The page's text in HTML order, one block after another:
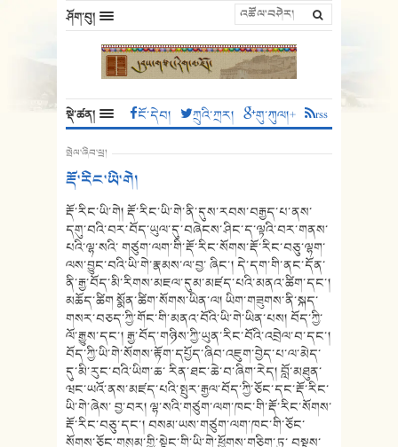
ཤོག་བུ།
སྡེ་ཚན། ངོ་དེབ། ཀྲུའི་ཀྲར། གུ་ཀུལ།+ rss
སྤེལ་ཞིབ་ཕྲ།
རྡོ་རིང་ཡི་གེ།
རྡོ་རིང་ཡི་གེ། རྡོ་རིང་ཡི་གེ་ནི་དུས་རབས་བརྒྱད་པ་ནས་
དགུ་བའི་བར་བོད་ཡུལ་དུ་བཞེངས་ཤིང་ད་ལྟའི་བར་གནས་
པའི་ལྷ་སའི་ གཙུག་ལག་གི་རྡོ་རིང་སོགས་རྡོ་རིང་བཅུ་ལྷག་
ལས་བྱུང་བའི་ཡི་གེ་རྣམས་ལ་བྱ་ ཞིང་། དེ་དག་གི་ནང་དོན་
ནི་རྒྱ་བོད་མི་རིགས་མཇལ་དུམ་མཛད་པའི་མནའ་ཚིག་དང་།
མཆོད་ཚིག སྨོན་ཚིག་སོགས་ཡིན་ལ། ཡིག་གཟུགས་ནི་སྐད་
གསར་བཅད་ཀྱི་གོང་གི་མནའ་བོའི་ཡི་གེ་ཡིན་པས། བོད་ཀྱི་
ལོ་རྒྱུས་དང་། རྒྱ་བོད་གཉིས་ཀྱི་ཡུན་རིང་བོའི་འབྲེལ་བ་དང་།
བོད་ཀྱི་ཡི་གེ་སོགས་རྟོག་དཔྱོད་ཞིབ་འཇུག་བྱེད་པ་ལ་མེད་
དུ་མི་རུང་བའི་ཡིག་ཆ་ རིན་ཐང་ཆེ་བ་ཞིག་རེད། བློ་མཐུན་
ཝང་ཡའོ་ནས་མཛད་པའི་སྤུར་རྒྱལ་བོད་ཀྱི་ཅོང་དང་རྡོ་རིང་
ཡི་གེ་ཞེས་ བྱ་བར། ལྷ་སའི་གཙུག་ལག་ཁང་གི་རྡོ་རིང་སོགས་
རྡོ་རིང་བཅུ་དང་། བསམ་ཡས་གཙུག་ལག་ཁང་གི་ཅོང་
སོགས་ཅོང་གསུམ་གྱི་སྟེང་གི་ཡི་གེ་ཕྱོགས་གཅིག་ཏུ་ བསྡུས་